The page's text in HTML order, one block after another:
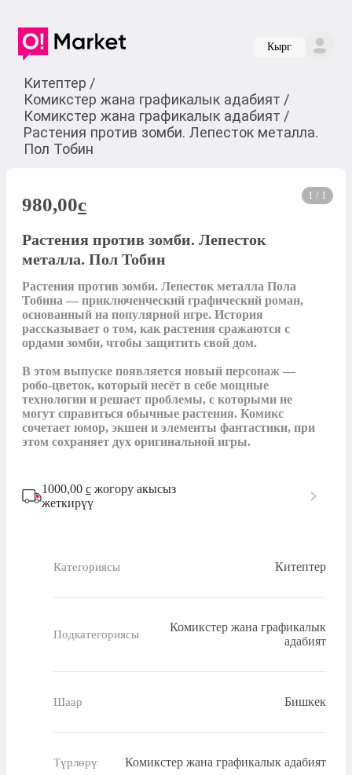
Кырг
Китептер /
Комикстер жана графикалык адабият /
Комикстер жана графикалык адабият /
Растения против зомби. Лепесток металла.
Пол Тобин
1 / 1
980,00c
Растения против зомби. Лепесток
металла. Пол Тобин
Растения против зомби. Лепесток металла Пола
Тобина — приключенческий графический роман,
основанный на популярной игре. История
рассказывает о том, как растения сражаются с
ордами зомби, чтобы защитить свой дом.
В этом выпуске появляется новый персонаж —
робо-цветок, который несёт в себе мощные
технологии и решает проблемы, с которыми не
могут справиться обычные растения. Комикс
сочетает юмор, экшен и элементы фантастики, при
этом сохраняет дух оригинальной игры.
1000,00 с жогору акысыз
жеткирүү
Категориясы Китептер
Подкатегориясы
Комикстер жана графикалык
адабият
Шаар Бишкек
Түрлөрү Комикстер жана графикалык адабият